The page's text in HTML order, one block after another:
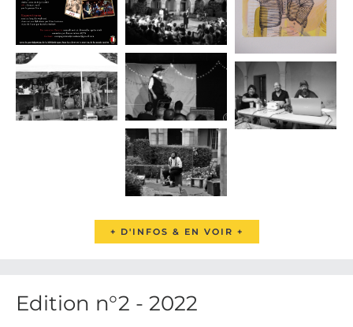
+ D'INFOS & EN VOIR +
Edition n°2 - 2022